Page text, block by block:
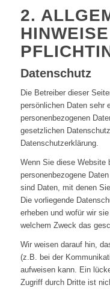
2.
Datenschutz
Die Betreiber dieser
persönlichen Daten sehr
personenbezogenen
gesetzlichen
Datenschutzerklärung.
Wenn Sie diese Website
personenbezogene
sind Daten, mit denen
Die vorliegende
erheben und wofür wir
welchem Zweck das
Wir weisen darauf hin,
(z.B. bei der
aufweisen kann. Ein
Zugriff durch Dritte ist